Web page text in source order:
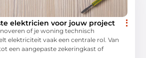
elektricien voor jouw project
of je woning technisch
elektriciteit vaak een centrale rol. Van
een aangepaste zekeringkast of